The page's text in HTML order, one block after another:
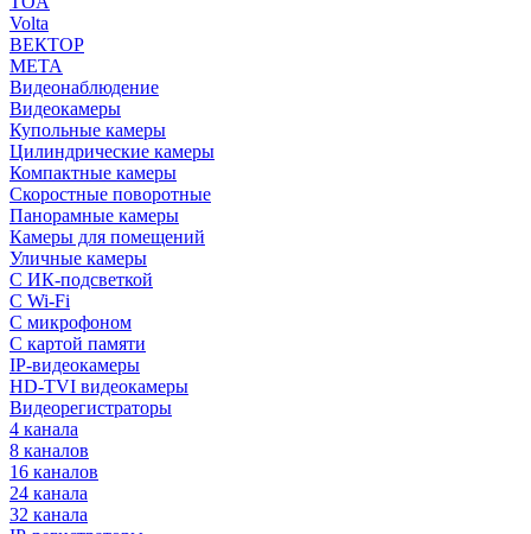
Volta
ВЕКТОР
МЕТА
Видеонаблюдение
Видеокамеры
Купольные камеры
Цилиндрические камеры
Компактные камеры
Скоростные поворотные
Панорамные камеры
Камеры для помещений
Уличные камеры
С ИК-подсветкой
С Wi-Fi
С микрофоном
С картой памяти
IP-видеокамеры
HD-TVI видеокамеры
Видеорегистраторы
4 канала
8 каналов
16 каналов
24 канала
32 канала